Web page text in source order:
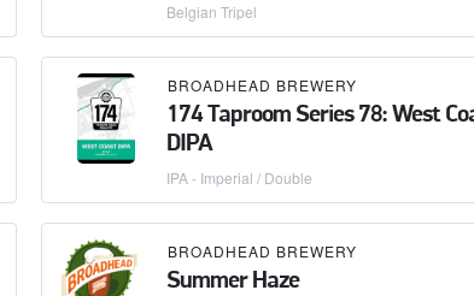
Belgian Tripel
BROADHEAD BREWERY
174 Taproom Series 78: West
DIPA
IPA - Imperial / Double
BROADHEAD BREWERY
Summer Haze